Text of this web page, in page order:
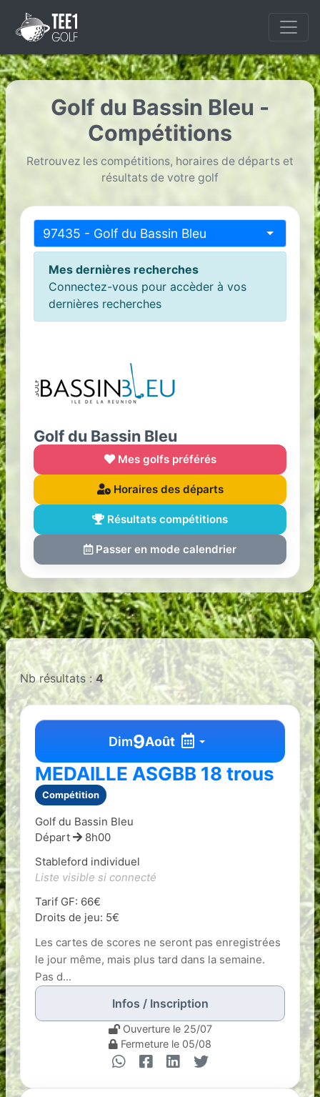
Golf du Bassin Bleu -
Compétitions
Retrouvez les compétitions, horaires de départs et
résultats de votre golf
97435 - Golf du Bassin Bleu
Mes dernières recherches
Connectez-vous pour accèder à vos
dernières recherches
Golf du Bassin Bleu
Mes golfs préférés
Horaires des départs
Résultats compétitions
Passer en mode calendrier
Nb résultats :4
Dim9Août
MEDAILLE ASGBB 18 trous
Compétition
Golf du Bassin Bleu
Départ
8h00
Stableford individuel
Liste visible si connecté
Tarif GF: 66€
Droits de jeu: 5€
Les cartes de scores ne seront pas enregistrées
le jour même, mais plus tard dans la semaine.
Pas d...
Infos / Inscription
Ouverture le 25/07
Fermeture le 05/08